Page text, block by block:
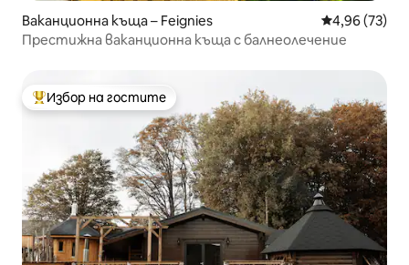
Ваканционна къща – Feignies Средна
4,96 (73)
Престижна ваканционна къща с балнеолечение
Най-популярен избор на гостите
Избор на гостите